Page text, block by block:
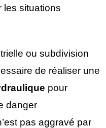
les situations
ou subdivision
de réaliser une
pour
danger
pas aggravé par